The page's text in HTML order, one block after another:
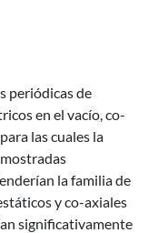
periódicas de
en el vacío, co-
las cuales la
la familia de
y co-axiales
significativamente